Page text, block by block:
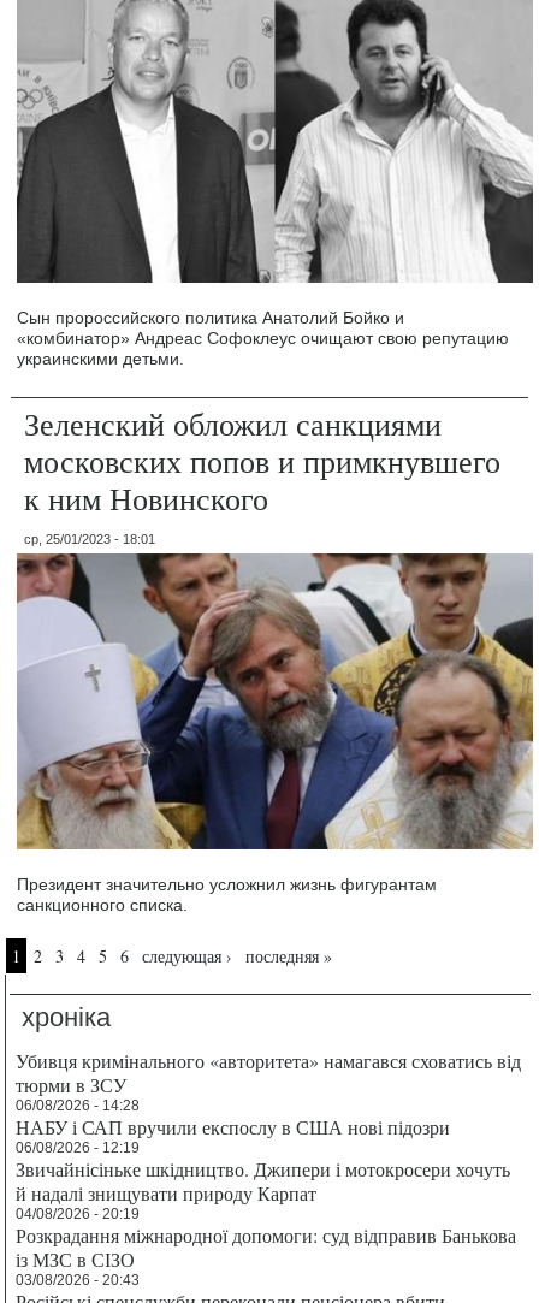
Сын пророссийского политика Анатолий Бойко и
«комбинатор» Андреас Софоклеус очищают свою репутацию
украинскими детьми.
Зеленский обложил санкциями
московских попов и примкнувшего
к ним Новинского
ср, 25/01/2023 - 18:01
Президент значительно усложнил жизнь фигурантам
санкционного списка.
Страницы
1 2 3 4 5 6 следующая › последняя »
хроніка
Убивця кримінального «авторитета» намагався сховатись від
тюрми в ЗСУ
06/08/2026 - 14:28
НАБУ і САП вручили експослу в США нові підозри
06/08/2026 - 12:19
Звичайнісіньке шкідництво. Джипери і мотокросери хочуть
й надалі знищувати природу Карпат
04/08/2026 - 20:19
Розкрадання міжнародної допомоги: суд відправив Банькова
із МЗС в СІЗО
03/08/2026 - 20:43